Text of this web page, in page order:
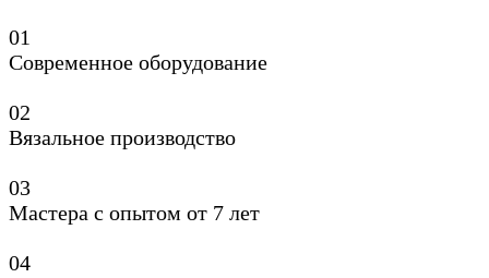
01
Современное оборудование
02
Вязальное производство
03
Мастера с опытом от 7 лет
04